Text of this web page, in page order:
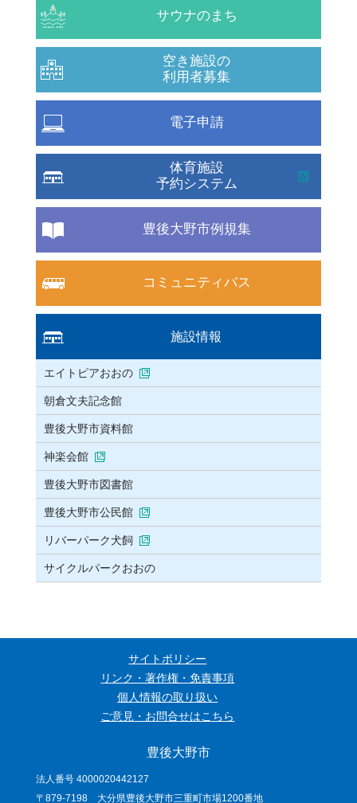
サウナのまち
空き施設の
利用者募集
電子申請
体育施設
予約システム
豊後大野市例規集
コミュニティバス
施設情報
エイトピアおおの
朝倉文夫記念館
豊後大野市資料館
神楽会館
豊後大野市図書館
豊後大野市公民館
リバーパーク犬飼
サイクルパークおおの
サイトポリシー
リンク・著作権・免責事項
個人情報の取り扱い
ご意見・お問合せはこちら
豊後大野市
法人番号 4000020442127
〒879-7198 大分県豊後大野市三重町市場1200番地